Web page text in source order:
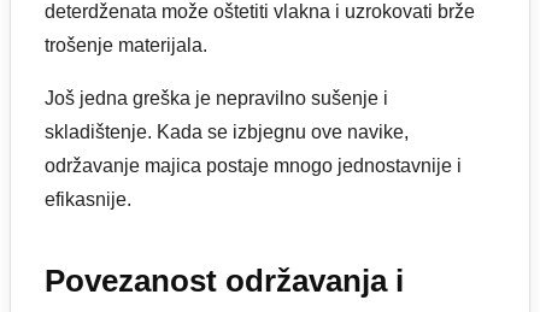
deterdženata može oštetiti vlakna i uzrokovati brže
trošenje materijala.
Još jedna greška je nepravilno sušenje i
skladištenje. Kada se izbjegnu ove navike,
održavanje majica postaje mnogo jednostavnije i
efikasnije.
Povezanost održavanja i